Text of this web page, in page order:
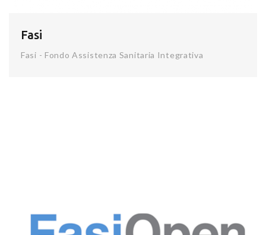
Fasi
Fasi - Fondo Assistenza Sanitaria Integrativa